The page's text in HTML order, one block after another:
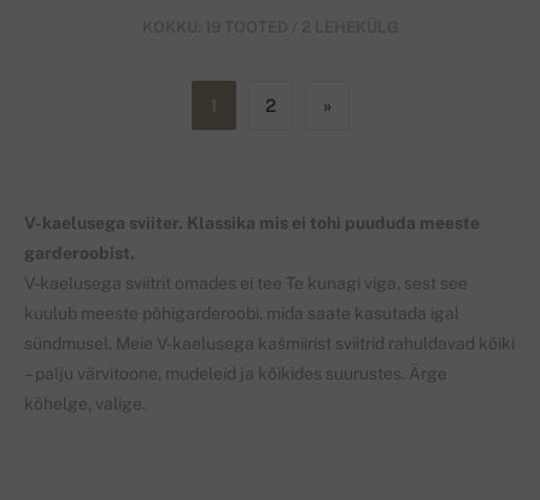
2 »
V-kaelusega sviiter. Klassika mis ei tohi puududa meeste
garderoobist.
V-kaelusega sviitrit omades ei tee Te kunagi viga, sest see
kuulub meeste põhigarderoobi, mida saate kasutada igal
sündmusel. Meie V-kaelusega kašmiirist sviitrid rahuldavad kõiki
– palju värvitoone, mudeleid ja kõikides suurustes. Ärge
kõhelge, valige.